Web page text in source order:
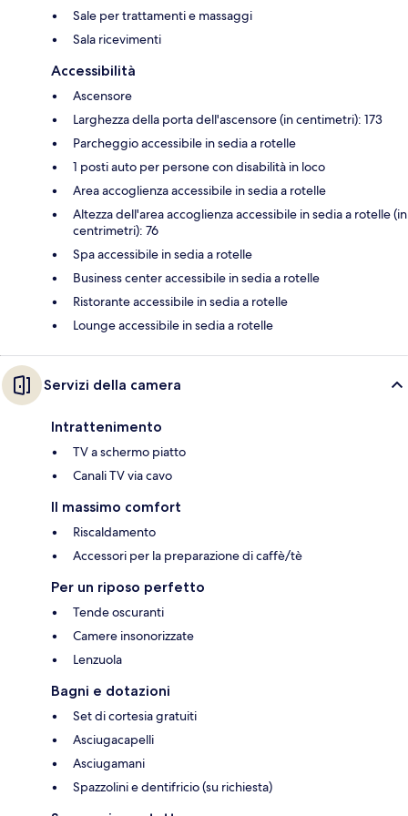
Sale per trattamenti e massaggi
Sala ricevimenti
Accessibilità
Ascensore
Larghezza della porta dell'ascensore (in centimetri): 173
Parcheggio accessibile in sedia a rotelle
1 posti auto per persone con disabilità in loco
Area accoglienza accessibile in sedia a rotelle
Altezza dell'area accoglienza accessibile in sedia a rotelle (in
centrimetri): 76
Spa accessibile in sedia a rotelle
Business center accessibile in sedia a rotelle
Ristorante accessibile in sedia a rotelle
Lounge accessibile in sedia a rotelle
Servizi della camera
Intrattenimento
TV a schermo piatto
Canali TV via cavo
Il massimo comfort
Riscaldamento
Accessori per la preparazione di caffè/tè
Per un riposo perfetto
Tende oscuranti
Camere insonorizzate
Lenzuola
Bagni e dotazioni
Set di cortesia gratuiti
Asciugacapelli
Asciugamani
Spazzolini e dentifricio (su richiesta)